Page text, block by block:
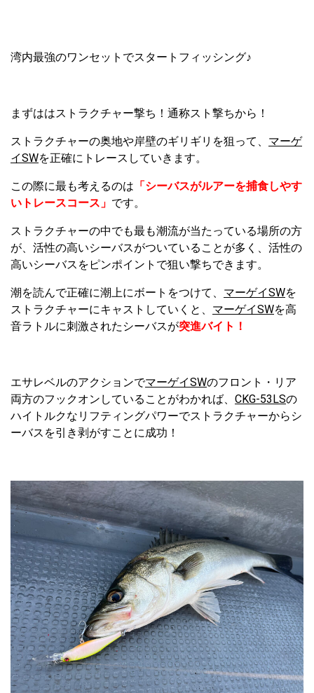
湾内最強のワンセットでスタートフィッシング♪
まずははストラクチャー撃ち！通称スト撃ちから！
ストラクチャーの奥地や岸壁のギリギリを狙って、 マーゲ
イSWを正確にトレースしていきます。
この際に最も考えるのは 「シーバスがルアーを捕食しやす
いトレースコース」 です。
ストラクチャーの中でも最も潮流が当たっている場所の方
が、活性の高いシーバスがついていることが多く、活性の
高いシーバスをピンポイントで狙い撃ちできます。
潮を読んで正確に潮上にボートをつけて、 マーゲイSWを
ストラクチャーにキャストしていくと、 マーゲイSWを高
音ラトルに刺激されたシーバスが突進バイト！
エサレベルのアクションでマーゲイSWのフロント・リア
両方のフックオンしていることがわかれば、 CKG-53LSの
ハイトルクなリフティングパワーでストラクチャーからシ
ーバスを引き剥がすことに成功！